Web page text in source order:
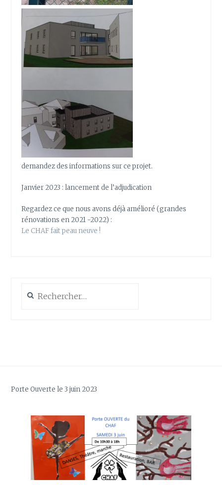
demandez des informations sur ce projet.
Janvier 2023 : lancement de l’adjudication
Regardez ce que nous avons déjà amélioré (grandes
rénovations en 2021 -2022) :
Le CHAF fait peau neuve !
Porte Ouverte le 3 juin 2023